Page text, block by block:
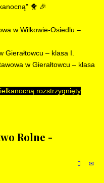
🐥 🎉
w Wilkowie-Osiedlu –
Gierałtowcu – klasa I.
w Gierałtowcu – klasa
rozstrzygnięty
Rolne -